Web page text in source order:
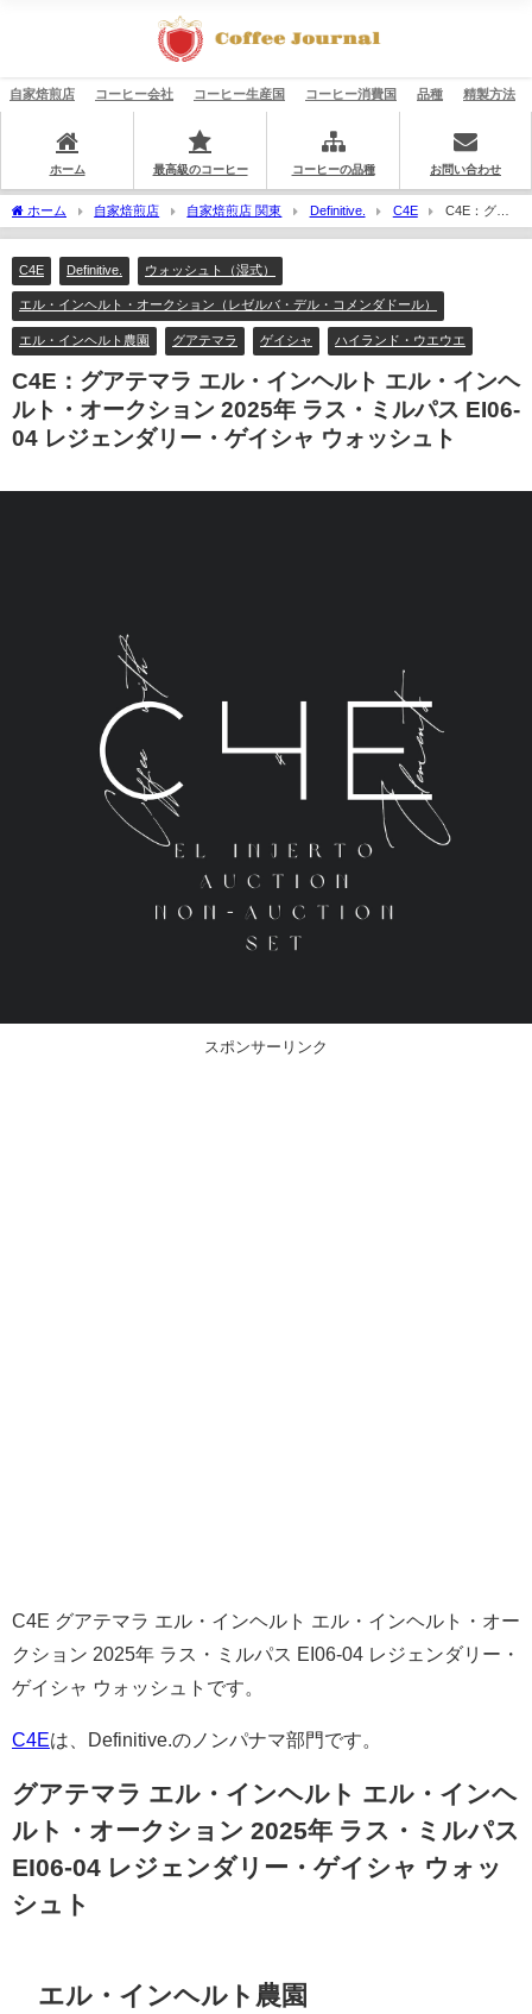
自家焙煎店 コーヒー会社 コーヒー生産国 コーヒー消費国 品種 精製方法
ホーム 最高級のコーヒー コーヒーの品種 お問い合わせ
ホーム 自家焙煎店 自家焙煎店 関東 Definitive. C4E
C4E：グア
テマラ エル・インヘルト エル・インヘルト・オークション 2025年 ラス・ミルパス
C4E
Definitive. ウォッシュト（湿式）
エル・インヘルト・オークション（レゼルバ・デル・コメンダドール）
エル・インヘルト農園 グアテマラ ゲイシャ ハイランド・ウエウエ
C4E：グアテマラ エル・インヘルト エル・インヘ
ルト・オークション 2025年 ラス・ミルパス EI06-
04 レジェンダリー・ゲイシャ ウォッシュト
スポンサーリンク
C4E グアテマラ エル・インヘルト エル・インヘルト・オー
クション 2025年 ラス・ミルパス EI06-04 レジェンダリー・
ゲイシャ ウォッシュトです。
C4Eは、Definitive.のノンパナマ部門です。
グアテマラ エル・インヘルト エル・インヘ
ルト・オークション 2025年 ラス・ミルパス
EI06-04 レジェンダリー・ゲイシャ ウォッ
シュト
エル・インヘルト農園